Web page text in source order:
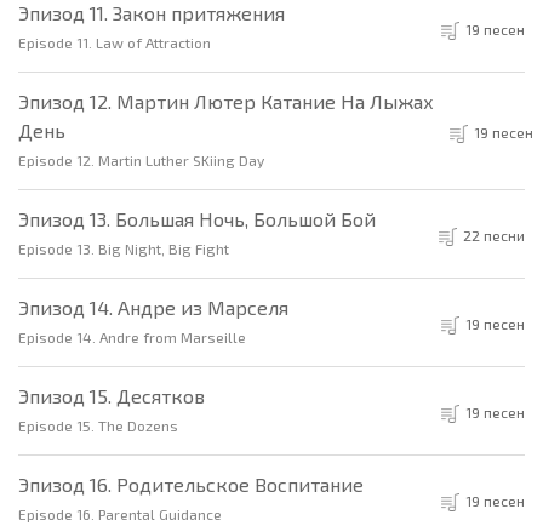
Эпизод 11. Закон притяжения
Episode 11. Law of Attraction
19 песен
Эпизод 12. Мартин Лютер Катание На Лыжах
День
Episode 12. Martin Luther SKiing Day
19 песен
Эпизод 13. Большая Ночь, Большой Бой
Episode 13. Big Night, Big Fight
22 песни
Эпизод 14. Андре из Марселя
Episode 14. Andre from Marseille
19 песен
Эпизод 15. Десятков
Episode 15. The Dozens
19 песен
Эпизод 16. Родительское Воспитание
Episode 16. Parental Guidance
19 песен